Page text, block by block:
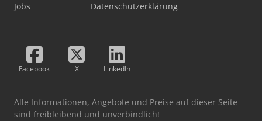
Jobs Datenschutzerklärung
Facebook X LinkedIn
Alle Informationen, Angebote und Preise auf dieser Seite
sind freibleibend und unverbindlich!